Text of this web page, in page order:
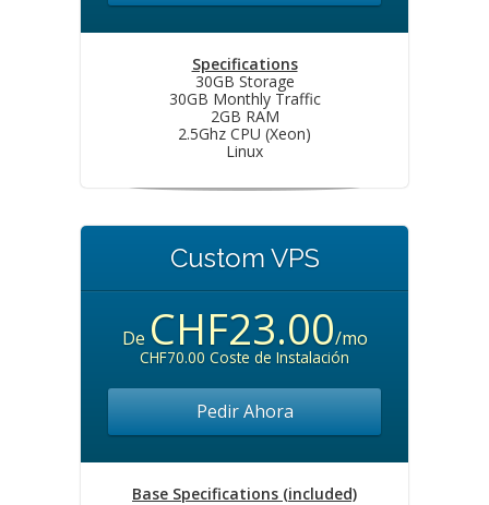
Specifications
30GB Storage
30GB Monthly Traffic
2GB RAM
2.5Ghz CPU (Xeon)
Linux
Custom VPS
De CHF23.00/mo
CHF70.00 Coste de Instalación
Pedir Ahora
Base Specifications (included)